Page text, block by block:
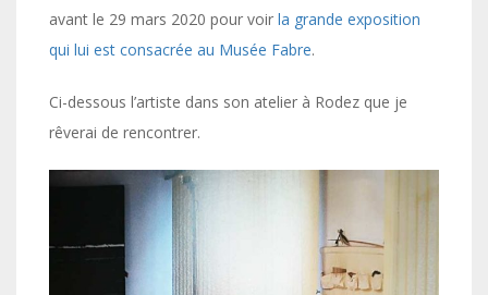
avant le 29 mars 2020 pour voir la grande exposition
qui lui est consacrée au Musée Fabre.
Ci-dessous l’artiste dans son atelier à Rodez que je
rêverai de rencontrer.